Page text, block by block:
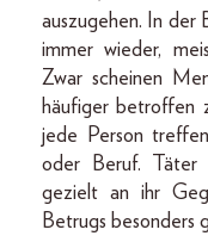
auszugehen. In der
immer wieder,
Zwar scheinen
häufiger betroffen
jede Person
oder Beruf. Täter
gezielt an ihr
Betrugs besonders